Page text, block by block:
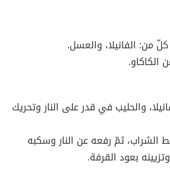
من: الفانيلا، والعسل.
الكاكاو.
والحليب في قدر على النار وتحريك
الشراب، ثمّ رفعه عن النار وسكبه
بعود القرفة.